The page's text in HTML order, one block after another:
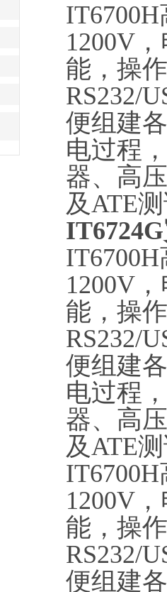
1200V
能，操
RS232/
便组建
电过程
器、高
及ATE
1200V
能，操
RS232/
便组建
电过程
器、高
及ATE
1200V
能，操
RS232/
便组建